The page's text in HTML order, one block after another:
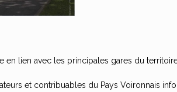
en lien avec les principales gares du
et contribuables du Pays Voironnais